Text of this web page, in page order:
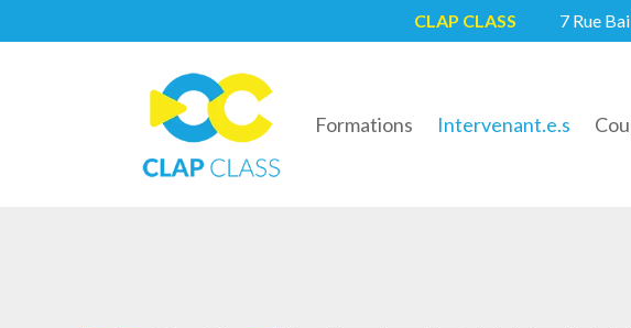
CLAP CLASS 7 Rue
Formations Intervenant.e.s